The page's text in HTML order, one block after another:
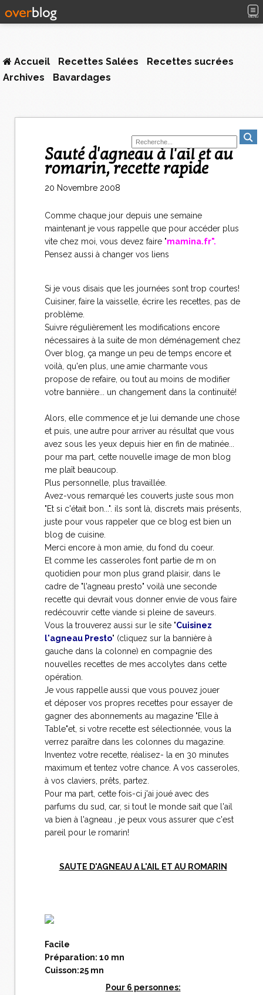
MENU
Accueil Recettes Salées
Recettes sucrées
Archives
Bavardages
Sauté d'agneau à l'ail et au
romarin, recette rapide
20 Novembre 2008
Comme chaque jour depuis une semaine
maintenant je vous rappelle que pour accéder plus
vite chez moi, vous devez faire "mamina.fr".
Pensez aussi à changer vos liens
Si je vous disais que les journées sont trop courtes!
Cuisiner, faire la vaisselle, écrire les recettes, pas de
problème.
Suivre régulièrement les modifications encore
nécessaires à la suite de mon déménagement chez
Over blog, ça mange un peu de temps encore et
voilà, qu'en plus, une amie charmante vous
propose de refaire, ou tout au moins de modifier
votre bannière... un changement dans la continuité!
Alors, elle commence et je lui demande une chose
et puis, une autre pour arriver au résultat que vous
avez sous les yeux depuis hier en fin de matinée...
pour ma part, cette nouvelle image de mon blog
me plaît beaucoup.
Plus personnelle, plus travaillée.
Avez-vous remarqué les couverts juste sous mon
"Et si c'était bon...". ils sont là, discrets mais présents,
juste pour vous rappeler que ce blog est bien un
blog de cuisine.
Merci encore à mon amie, du fond du coeur.
Et comme les casseroles font partie de m on
quotidien pour mon plus grand plaisir, dans le
cadre de "l'agneau presto" voilà une seconde
recette qui devrait vous donner envie de vous faire
redécouvrir cette viande si pleine de saveurs.
Vous la trouverez aussi sur le site "Cuisinez
l'agneau Presto" (cliquez sur la bannière à
gauche dans la colonne) en compagnie des
nouvelles recettes de mes accolytes dans cette
opération.
Je vous rappelle aussi que vous pouvez jouer
et déposer vos propres recettes pour essayer de
gagner des abonnements au magazine "Elle à
Table"et, si votre recette est sélectionnée, vous la
verrez paraître dans les colonnes du magazine.
Inventez votre recette, réalisez- la en 30 minutes
maximum et tentez votre chance. A vos casseroles,
à vos claviers, prêts, partez.
Pour ma part, cette fois-ci j'ai joué avec des
parfums du sud, car, si tout le monde sait que l'ail
va bien à l'agneau , je peux vous assurer que c'est
pareil pour le romarin!
SAUTE D'AGNEAU A L'AIL ET AU ROMARIN
Facile
Préparation: 10 mn
Cuisson:25 mn
Pour 6 personnes: